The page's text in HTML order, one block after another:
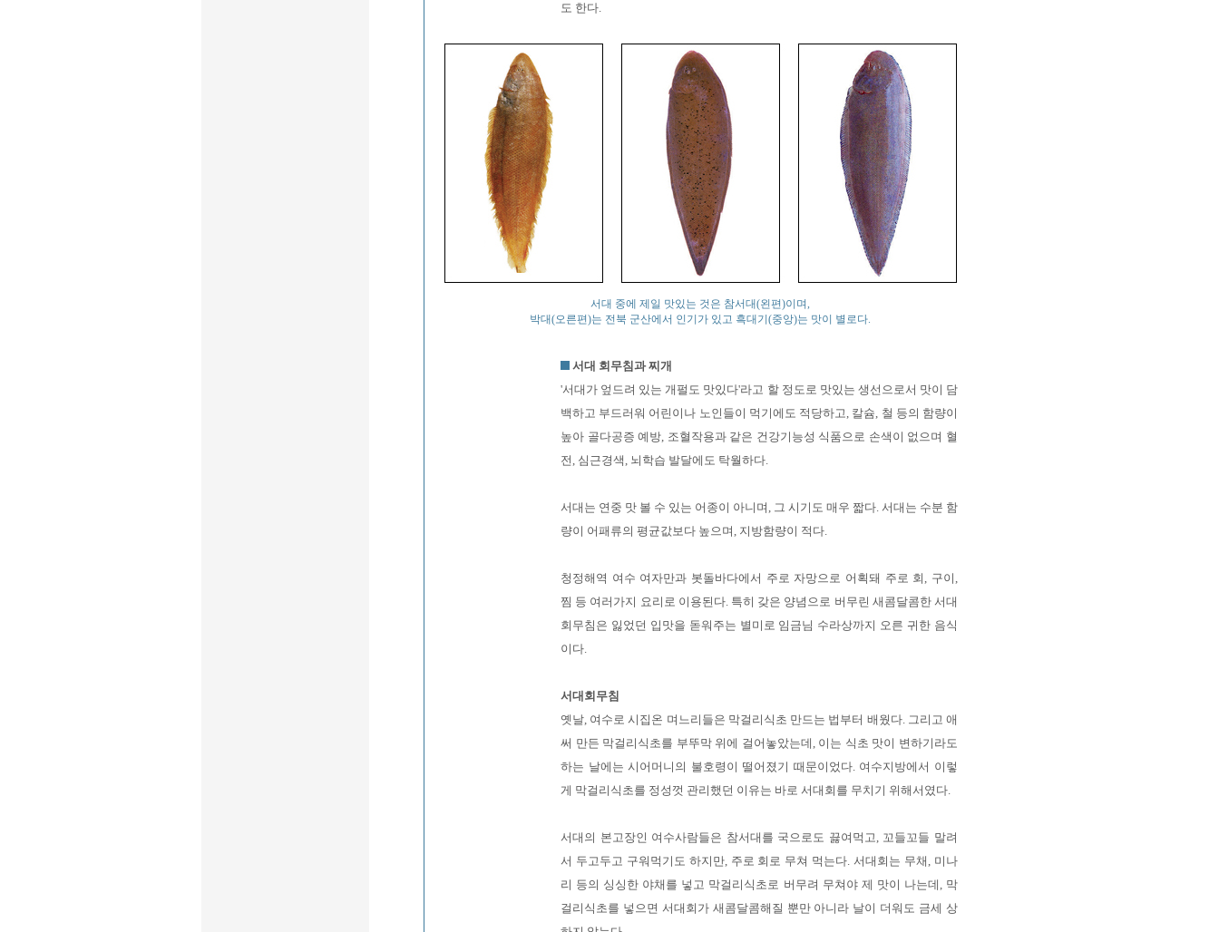
도 한다.
서대 중에 제일 맛있는 것은 참서대(왼편)이며,
박대(오른편)는 전북 군산에서 인기가 있고 흑대기(중앙)는 맛이 별로다.
서대 회무침과 찌개
'서대가 엎드려 있는 개펄도 맛있다'라고 할 정도로 맛있는 생선으로서 맛이 담
백하고 부드러워 어린이나 노인들이 먹기에도 적당하고, 칼슘, 철 등의 함량이
높아 골다공증 예방, 조혈작용과 같은 건강기능성 식품으로 손색이 없으며 혈
전, 심근경색, 뇌학습 발달에도 탁월하다.
서대는 연중 맛 볼 수 있는 어종이 아니며, 그 시기도 매우 짧다. 서대는 수분 함
량이 어패류의 평균값보다 높으며, 지방함량이 적다.
청정해역 여수 여자만과 봇돌바다에서 주로 자망으로 어획돼 주로 회, 구이,
찜 등 여러가지 요리로 이용된다. 특히 갖은 양념으로 버무린 새콤달콤한 서대
회무침은 잃었던 입맛을 돋워주는 별미로 임금님 수라상까지 오른 귀한 음식
이다.
서대회무침
옛날, 여수로 시집온 며느리들은 막걸리식초 만드는 법부터 배웠다. 그리고 애
써 만든 막걸리식초를 부뚜막 위에 걸어놓았는데, 이는 식초 맛이 변하기라도
하는 날에는 시어머니의 불호령이 떨어졌기 때문이었다. 여수지방에서 이렇
게 막걸리식초를 정성껏 관리했던 이유는 바로 서대회를 무치기 위해서였다.
서대의 본고장인 여수사람들은 참서대를 국으로도 끓여먹고, 꼬들꼬들 말려
서 두고두고 구워먹기도 하지만, 주로 회로 무쳐 먹는다. 서대회는 무채, 미나
리 등의 싱싱한 야채를 넣고 막걸리식초로 버무려 무쳐야 제 맛이 나는데, 막
걸리식초를 넣으면 서대회가 새콤달콤해질 뿐만 아니라 날이 더워도 금세 상